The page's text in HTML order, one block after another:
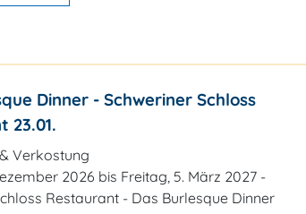
Dinner - Schweriner Schloss
23.01.
Verkostung
2026 bis Freitag, 5. März 2027 -
Restaurant - Das Burlesque Dinner